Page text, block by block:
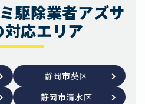
駆除業者アズサ
応エリア
静岡市葵区
静岡市清水区